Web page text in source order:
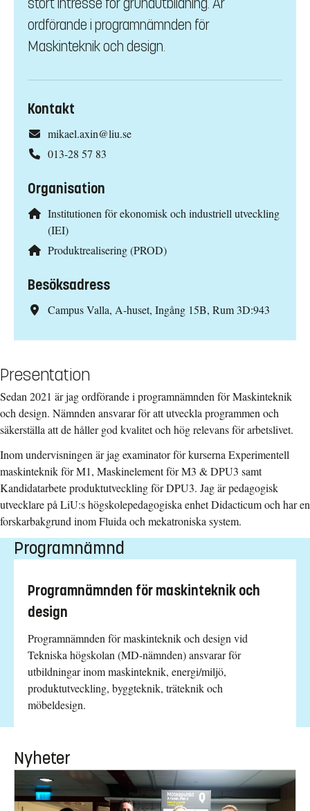
stort intresse för grundutbildning. Är
ordförande i programnämnden för
Maskinteknik och design.
Kontakt
mikael.axin@liu.se
013-28 57 83
Organisation
Institutionen för ekonomisk och industriell utveckling
(IEI)
Produktrealisering (PROD)
Besöksadress
Campus Valla, A-huset, Ingång 15B, Rum 3D:943
Presentation
Sedan 2021 är jag ordförande i programnämnden för Maskinteknik
och design. Nämnden ansvarar för att utveckla programmen och
säkerställa att de håller god kvalitet och hög relevans för arbetslivet.
Inom undervisningen är jag examinator för kurserna Experimentell
maskinteknik för M1, Maskinelement för M3 & DPU3 samt
Kandidatarbete produktutveckling för DPU3. Jag är pedagogisk
utvecklare på LiU:s högskolepedagogiska enhet Didacticum och har en
forskarbakgrund inom Fluida och mekatroniska system.
Programnämnd
Programnämnden för maskinteknik och
design
Programnämnden för maskinteknik och design vid
Tekniska högskolan (MD-nämnden) ansvarar för
utbildningar inom maskinteknik, energi/miljö,
produktutveckling, byggteknik, träteknik och
möbeldesign.
Nyheter